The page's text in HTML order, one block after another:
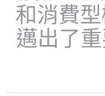
和消費
邁出了